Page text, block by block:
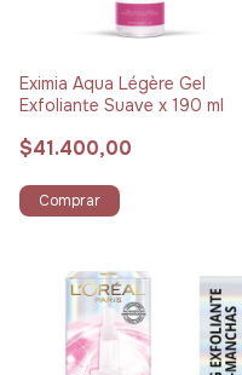
Eximia Aqua Légère Gel
Exfoliante Suave x 190 ml
$41.400,00
Comprar